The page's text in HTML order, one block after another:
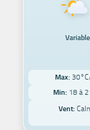
Variable
Max:
Min: 18 à
Vent: